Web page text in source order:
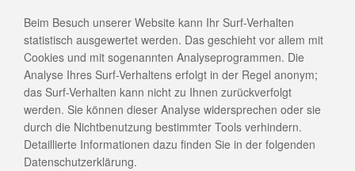
Beim Besuch unserer Website kann Ihr Surf-Verhalten
statistisch ausgewertet werden. Das geschieht vor allem mit
Cookies und mit sogenannten Analyseprogrammen. Die
Analyse Ihres Surf-Verhaltens erfolgt in der Regel anonym;
das Surf-Verhalten kann nicht zu Ihnen zurückverfolgt
werden. Sie können dieser Analyse widersprechen oder sie
durch die Nichtbenutzung bestimmter Tools verhindern.
Detaillierte Informationen dazu finden Sie in der folgenden
Datenschutzerklärung.